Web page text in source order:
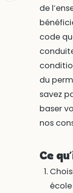
de
code
du
savez
baser
nos
Ce